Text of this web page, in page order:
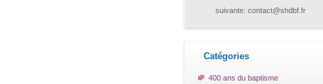
suivante: contact@shdbf.fr
Catégories
400 ans du baptisme